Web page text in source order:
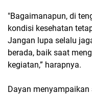
"Bagaimanapun, di
kondisi kesehatan
Jangan lupa selalu
berada, baik saat
kegiatan,” harapnya.
Dayan menyampaikan